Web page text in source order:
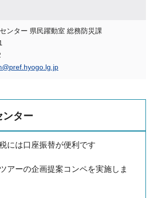
ンター 県民躍動室 総務防災課
ンター
には口座振替が便利です
アーの企画提案コンペを実施しま